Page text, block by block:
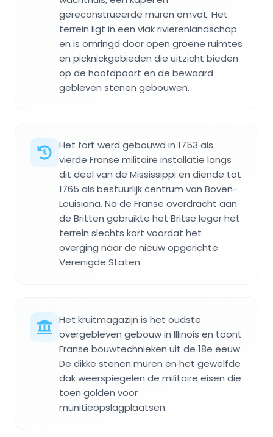
gereconstrueerde muren omvat. Het
terrein ligt in een vlak rivierenlandschap
en is omringd door open groene ruimtes
en picknickgebieden die uitzicht bieden
op de hoofdpoort en de bewaard
gebleven stenen gebouwen.
Het fort werd gebouwd in 1753 als
vierde Franse militaire installatie langs
dit deel van de Mississippi en diende tot
1765 als bestuurlijk centrum van Boven-
Louisiana. Na de Franse overdracht aan
de Britten gebruikte het Britse leger het
terrein slechts kort voordat het
overging naar de nieuw opgerichte
Verenigde Staten.
Het kruitmagazijn is het oudste
overgebleven gebouw in Illinois en toont
Franse bouwtechnieken uit de 18e eeuw.
De dikke stenen muren en het gewelfde
dak weerspiegelen de militaire eisen die
toen golden voor
munitieopslagplaatsen.